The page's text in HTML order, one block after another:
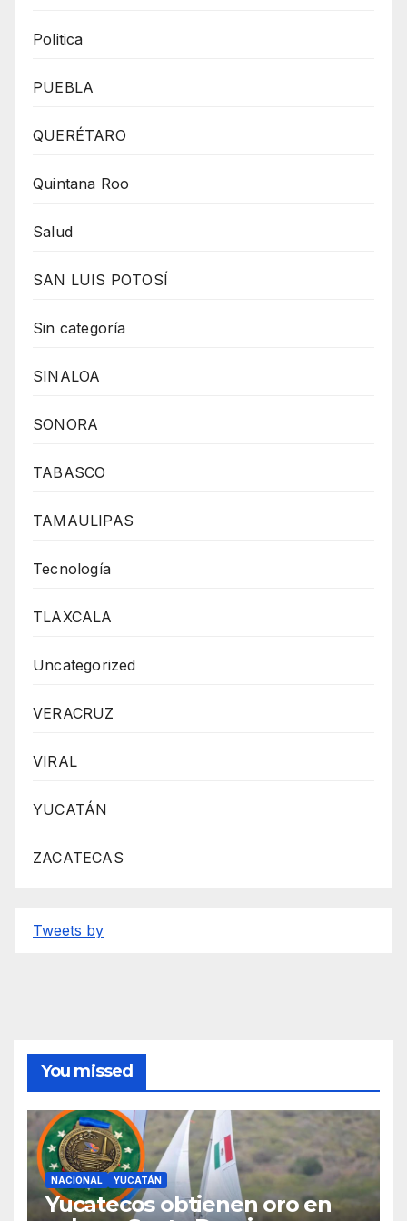
Politica
PUEBLA
QUERÉTARO
Quintana Roo
Salud
SAN LUIS POTOSÍ
Sin categoría
SINALOA
SONORA
TABASCO
TAMAULIPAS
Tecnología
TLAXCALA
Uncategorized
VERACRUZ
VIRAL
YUCATÁN
ZACATECAS
Tweets by
You missed
NACIONAL YUCATÁN
Yucatecos obtienen oro en